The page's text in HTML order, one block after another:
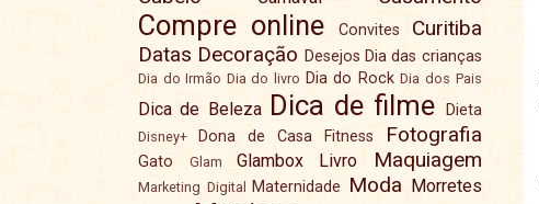
Compre online Convites
Curitiba
Datas Decoração Desejos Dia das crianças
Dia do Irmão Dia do livro Dia do Rock Dia dos Pais
Dica de Beleza Dica de filme Dieta
Disney+ Dona de Casa Fitness Fotografia
Gato Glam Glambox Livro Maquiagem
Marketing Digital Maternidade Moda Morretes